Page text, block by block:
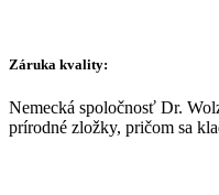
Záruka kvality:
Nemecká spoločnosť Dr.
prírodné zložky, pričom sa